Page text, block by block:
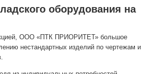
оборудования на
ООО «ПТК ПРИОРИТЕТ» большое
нестандартных изделий по чертежам и